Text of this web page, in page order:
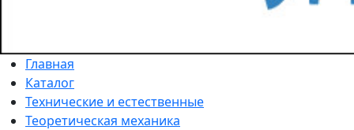
Главная
Каталог
Технические и естественные
Теоретическая механика